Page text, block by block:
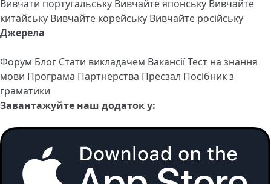
Вивчати португальську Вивчайте японську Вивчайте
китайську Вивчайте корейську Вивчайте російську
Джерела
Форум Блог Стати викладачем ВакансіїТест на знання
мови Програма Партнерства Пресзал Посібник з
граматики
Завантажуйте наш додаток у: